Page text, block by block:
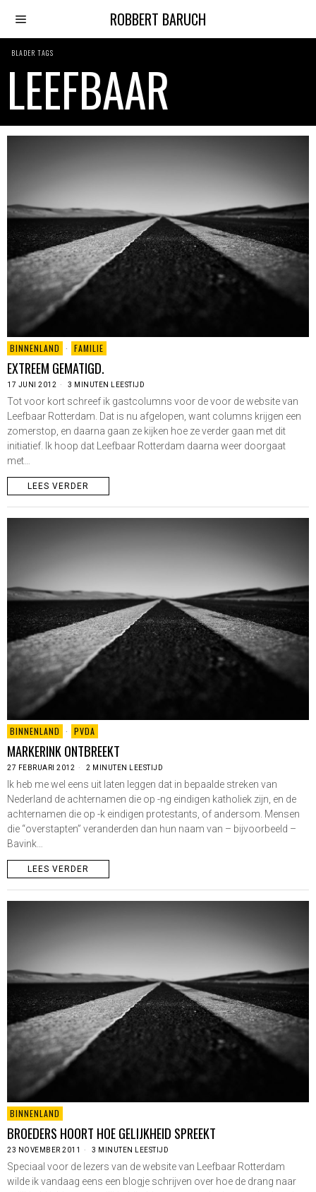
ROBBERT BARUCH
BLADER TAGS
LEEFBAAR
BINNENLAND · FAMILIE
EXTREEM GEMATIGD.
17 JUNI 2012 3 MINUTEN LEESTIJD
Tot voor kort schreef ik gastcolumns voor de voor de website van
Leefbaar Rotterdam. Dat is nu afgelopen, want columns krijgen een
zomerstop, en daarna gaan ze kijken hoe ze verder gaan met dit
initiatief. Ik hoop dat Leefbaar Rotterdam daarna weer doorgaat
met…
LEES VERDER
BINNENLAND · PVDA
MARKERINK ONTBREEKT
27 FEBRUARI 2012 2 MINUTEN LEESTIJD
Ik heb me wel eens uit laten leggen dat in bepaalde streken van
Nederland de achternamen die op -ng eindigen katholiek zijn, en de
achternamen die op -k eindigen protestants, of andersom. Mensen
die “overstapten” veranderden dan hun naam van – bijvoorbeeld –
Bavink…
LEES VERDER
BINNENLAND
BROEDERS HOORT HOE GELIJKHEID SPREEKT
23 NOVEMBER 2011 3 MINUTEN LEESTIJD
Speciaal voor de lezers van de website van Leefbaar Rotterdam
wilde ik vandaag eens een blogje schrijven over hoe de drang naar